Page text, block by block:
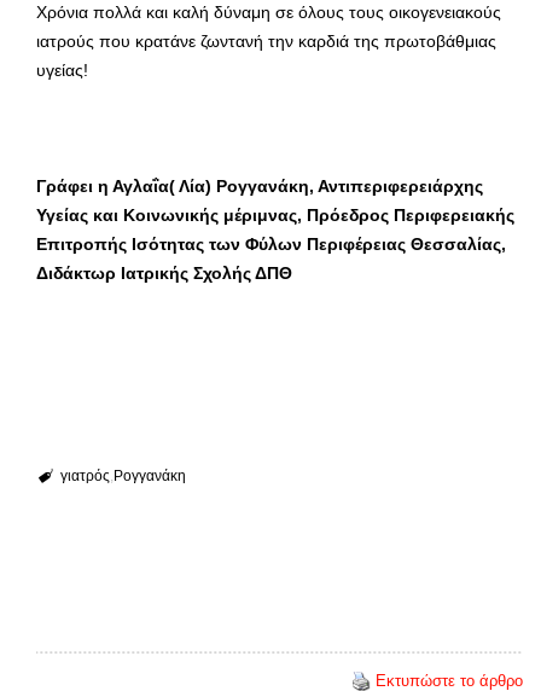
Χρόνια πολλά και καλή δύναμη σε όλους τους οικογενειακούς
ιατρούς που κρατάνε ζωντανή την καρδιά της πρωτοβάθμιας
υγείας!
Γράφει η Αγλαΐα( Λία) Ρογγανάκη, Αντιπεριφερειάρχης
Υγείας και Κοινωνικής μέριμνας, Πρόεδρος Περιφερειακής
Επιτροπής Ισότητας των Φύλων Περιφέρειας Θεσσαλίας,
Διδάκτωρ Ιατρικής Σχολής ΔΠΘ
γιατρός Ρογγανάκη
Εκτυπώστε το άρθρο